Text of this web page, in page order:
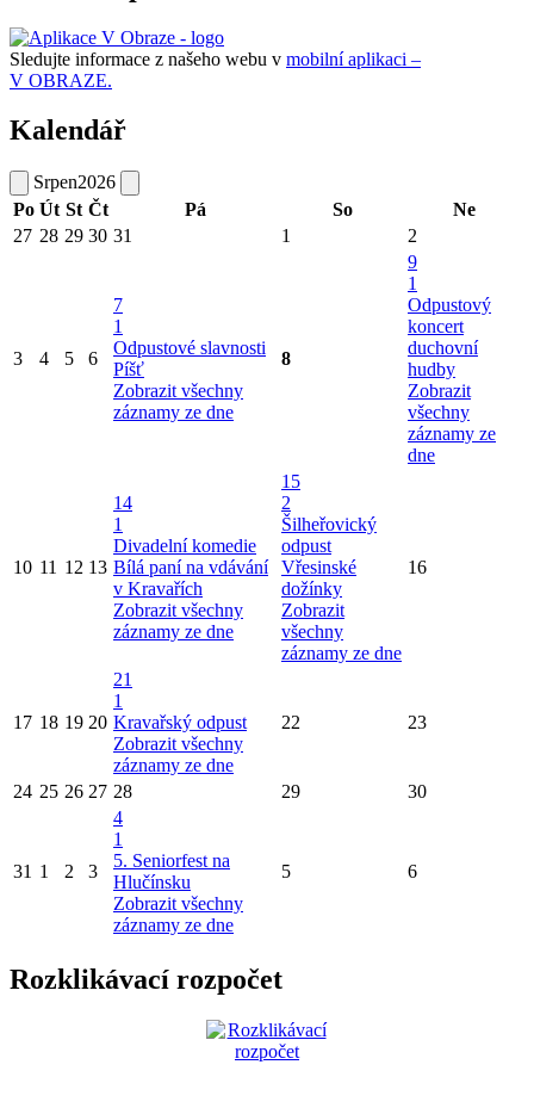
Sledujte informace z našeho webu v mobilní aplikaci –
V OBRAZE.
Kalendář
Srpen2026
Po Út St Čt Pá So
Ne
27 28 29 30 31 1 2
3 4 5 6
7
1
Odpustové slavnosti
Píšť
Zobrazit všechny
záznamy ze dne
8
9
1
Odpustový
koncert
duchovní
hudby
Zobrazit
všechny
záznamy ze
dne
10 11 12 13
14
1
Divadelní komedie
Bílá paní na vdávání
v Kravařích
Zobrazit všechny
záznamy ze dne
15
2
Šilheřovický
odpust
Vřesinské
dožínky
Zobrazit
všechny
záznamy ze dne
16
17 18 19 20
21
1
Kravařský odpust
Zobrazit všechny
záznamy ze dne
22 23
24 25 26 27 28 29 30
31 1 2 3
4
1
5. Seniorfest na
Hlučínsku
Zobrazit všechny
záznamy ze dne
5 6
Rozklikávací rozpočet